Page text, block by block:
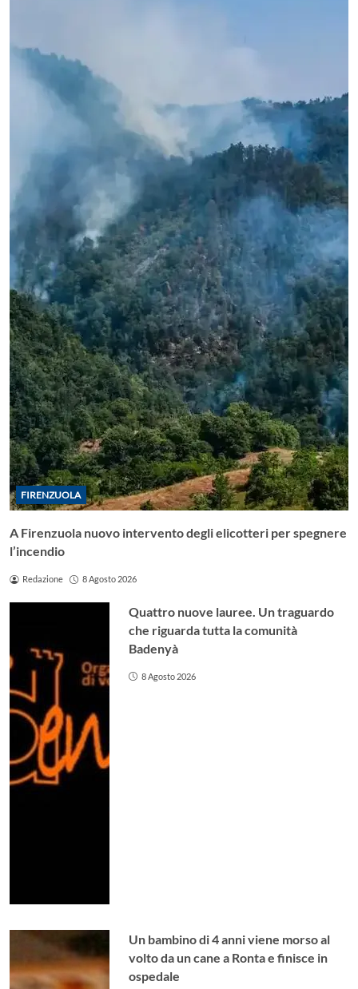
FIRENZUOLA
A Firenzuola nuovo intervento degli elicotteri per spegnere
l’incendio
Redazione 8 Agosto 2026
Quattro nuove lauree. Un traguardo
che riguarda tutta la comunità
Badenyà
8 Agosto 2026
Un bambino di 4 anni viene morso al
volto da un cane a Ronta e finisce in
ospedale